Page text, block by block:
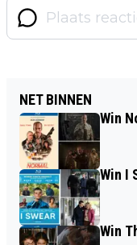
NET BINNEN
Win
Win I
Win